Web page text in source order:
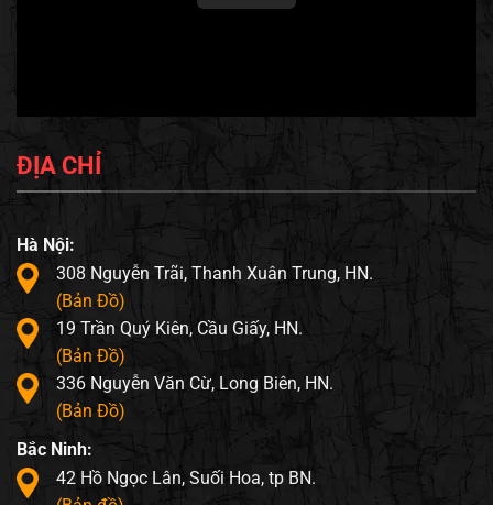
ĐỊA CHỈ
Hà Nội:
308 Nguyễn Trãi, Thanh Xuân Trung, HN.
(Bản Đồ)
19 Trần Quý Kiên, Cầu Giấy, HN.
(Bản Đồ)
336 Nguyễn Văn Cừ, Long Biên, HN.
(Bản Đồ)
Bắc Ninh:
42 Hồ Ngọc Lân, Suối Hoa, tp BN.